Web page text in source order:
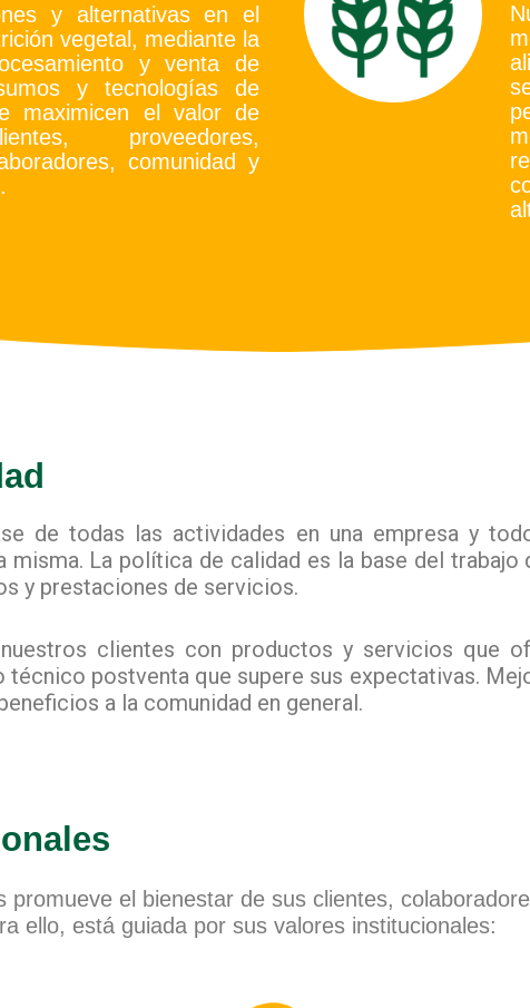
y alternativas en el
vegetal, mediante la
y venta de
y tecnologías de
maximicen el valor de
proveedores,
comunidad y
de todas las actividades en una empresa y
La política de calidad es la base del trabajo
y prestaciones de servicios.
clientes con productos y servicios que
técnico postventa que supere sus expectativas.
a la comunidad en general.
promueve el bienestar de sus clientes,
ello, está guiada por sus valores institucionales: